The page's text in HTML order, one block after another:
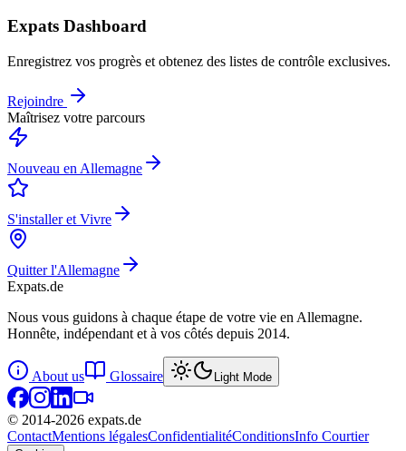
Expats Dashboard
Enregistrez vos progrès et obtenez des listes de contrôle exclusives.
Rejoindre
Maîtrisez votre parcours
Nouveau en Allemagne
S'installer et Vivre
Quitter l'Allemagne
Expats.de
Nous vous guidons à chaque étape de votre vie en Allemagne.
Honnête, indépendant et à vos côtés depuis 2014.
About us Glossaire Light Mode
© 2014-2026 expats.de
ContactMentions légalesConfidentialitéConditionsInfo Courtier